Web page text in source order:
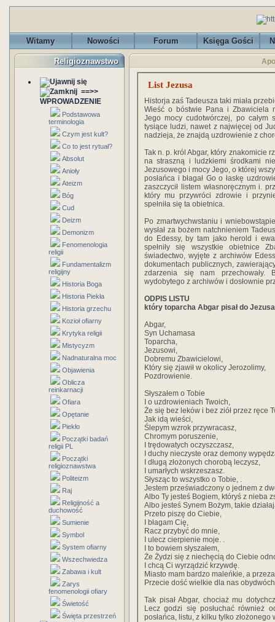
Witamy Nowości Forum Księga Gości
Religioznawstwo
==>>
WPROWADZENIE
Podstawowa
terminologia
Czym jest kult?
Co to jest rytuał?
Absolut
Anioły
Ateizm
Bóg
Cud
Deizm
Demonizm
Fenomenologia
religii
Fundamentalizm
religijny
Historia Boga
Historia Piekła
Historia grzechu
Kozioł ofiarny
Krytyka religii
Mistycyzm
Nadnaturalna moc
Objawienia
Oblicza
reinkarnacji
Ofiara
Opętanie
Piekło
Początki badań
religii PL
Początki
religioznawstwa
Politeizm
Raj
Religijność a
duchowość
Sumienie
Symbol
System ofiarny
Wszechwiedza
Zabawa i kult
Zarys
fenomenologii ofiary
Świetość
Święta przestrzeń
List Jezusa
Historja zaś Tadeusza taki miała
Wieść o bóstwie Pana i Zbawiciela
Jego mocy cudotwórczej, po całym
tysiące ludzi, nawet z najwięcej od
nadzieja, że znajdą uzdrowienie z
Tak n. p. król Abgar, który znakomicie
na straszną i ludzkiemi środkami
Jezusowego i mocy Jego, o której
posłańca i błagał Go o łaskę
zaszczycił listem własnoręcznym i.
który mu przywróci zdrowie i
spełniła się ta obietnica.
Po zmartwychwstaniu i
wysłał za bożem natchnieniem
do Edessy, by tam jako herold i
spełniły się wszystkie obietnice
świadectwo, wyjęte z archiwów
dokumentach publicznych,
zdarzenia się nam przechowały.
wydobytego z archiwów i dosłownie
ODPIS LISTU
który toparcha Abgar pisał do
Abgar,
Syn Uchamasa
Toparcha,
Jezusowi,
Dobremu Zbawicielowi,
Który się zjawił w okolicy Jerozolimy,
Pozdrowienie.
Słyszałem o Tobie
I o uzdrowieniach Twoich,
Że się bez leków i bez ziół przez ręce
Jak idą wieści,
Ślepym wzrok przywracasz,
Chromym poruszenie,
I trędowatych oczyszczasz,
I duchy nieczyste oraz demony
I długą złożonych chorobą leczysz,
I umarłych wskrzeszasz.
Słysząc to wszystko o Tobie, .
Jestem przeświadczony o jednem z
Albo Ty jesteś Bogiem, któryś z nieba
Albo jesteś Synem Bożym, takie
Przeto piszę do Ciebie,
I błagam Cię,
Racz przybyć do mnie,
I ulecz cierpienie moje. .
I to bowiem słyszałem,
Że Żydzi się z niechęcią do Ciebie
I chcą Ci wyrządzić krzywdę.
Miasto mam bardzo maleńkie, a
Przecie dość wielkie dla nas
Tak pisał Abgar, chociaż mu
Lecz godzi się posłuchać również
posłańca, listu, z kilku tylko